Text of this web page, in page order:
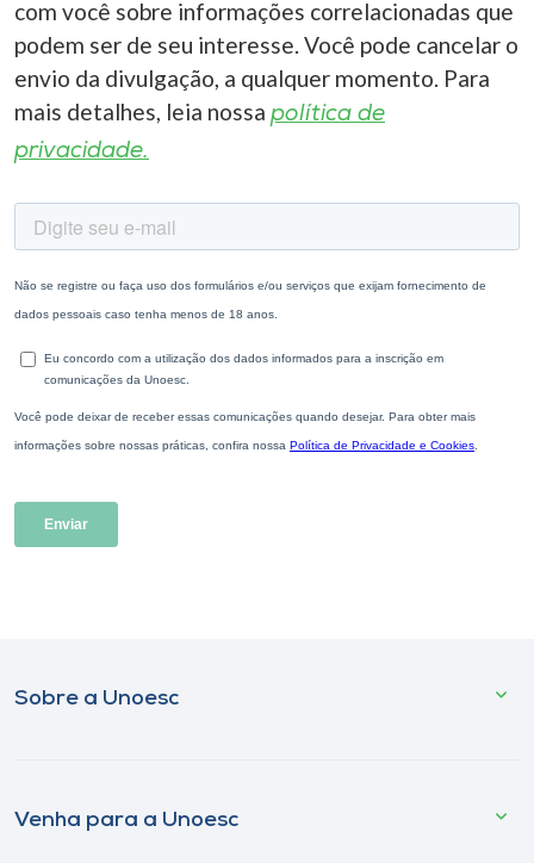
com você sobre informações correlacionadas que
podem ser de seu interesse. Você pode cancelar o
envio da divulgação, a qualquer momento. Para
mais detalhes, leia nossa política de
privacidade.
Sobre a Unoesc
Venha para a Unoesc